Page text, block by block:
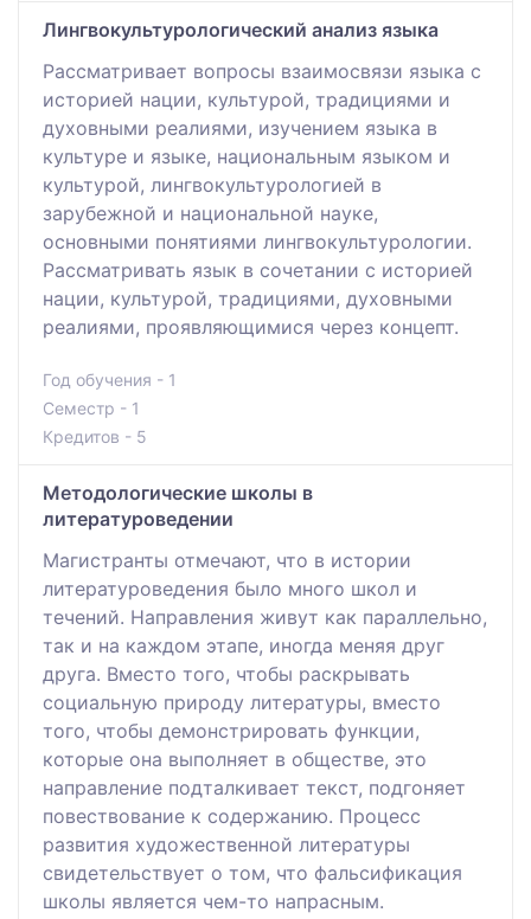
Лингвокультурологический анализ языка
Рассматривает вопросы взаимосвязи языка с
историей нации, культурой, традициями и
духовными реалиями, изучением языка в
культуре и языке, национальным языком и
культурой, лингвокультурологией в
зарубежной и национальной науке,
основными понятиями лингвокультурологии.
Рассматривать язык в сочетании с историей
нации, культурой, традициями, духовными
реалиями, проявляющимися через концепт.
Год обучения - 1
Семестр - 1
Кредитов - 5
Методологические школы в
литературоведении
Магистранты отмечают, что в истории
литературоведения было много школ и
течений. Направления живут как параллельно,
так и на каждом этапе, иногда меняя друг
друга. Вместо того, чтобы раскрывать
социальную природу литературы, вместо
того, чтобы демонстрировать функции,
которые она выполняет в обществе, это
направление подталкивает текст, подгоняет
повествование к содержанию. Процесс
развития художественной литературы
свидетельствует о том, что фальсификация
школы является чем-то напрасным.